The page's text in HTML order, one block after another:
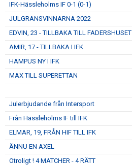
IFK-Hässleholms IF 0-1 (0-1)
JULGRANSVINNARNA 2022
EDVIN, 23 - TILLBAKA TILL FADERSHUSET
AMIR, 17 - TILLBAKA I IFK
HAMPUS NY I IFK
MAX TILL SUPERETTAN
Julerbjudande från Intersport
Från Hässleholms IF till IFK
ELMAR, 19, FRÅN HIF TILL IFK
ÄNNU EN AXEL
Otroligt ! 4 MATCHER - 4 RÄTT